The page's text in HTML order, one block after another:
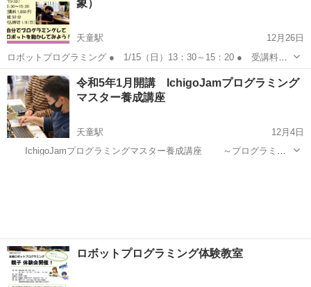
ない。けど操作で...
象）
天童駅
12月26日
ロボットプログラミング ● 1/15（日）13：30～15：20 ● 受講料
1,650円 ● 1組50分 ● 申込締切 1/8（日） ● 自分でプログラミン
グしてロボットを動かしてみよう！ ...
山形 天童市 天童駅 プログラミング 小学生
令和5年1月開講 IchigoJamプログラミング
マスター養成講座
天童駅
12月4日
IchigoJamプログラミングマスター養成講座 ～プログラミン
ロボットプログラミング体験教室